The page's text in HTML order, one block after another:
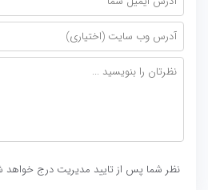
نظر شما پس از تایید مدیریت درج خواهد